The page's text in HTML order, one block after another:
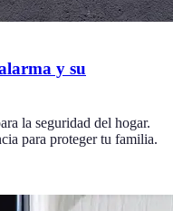
y su
la seguridad del hogar.
para proteger tu familia.